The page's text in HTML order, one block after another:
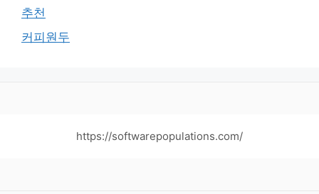
추천
커피원두
https://softwarepopulations.com/